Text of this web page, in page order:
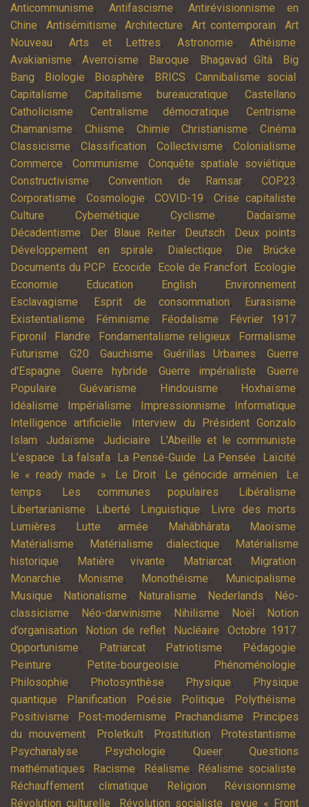
Anticommunisme, Antifascisme, Antirévisionnisme en
Chine, Antisémitisme,Architecture, Art contemporain,Art
Nouveau,Arts et Lettres, Astronomie,Athéisme,
Avakianisme,Averroïsme, Baroque, Bhagavad Gîtâ, Big
Bang, Biologie, Biosphère, BRICS,Cannibalisme social,
Capitalisme,Capitalisme bureaucratique,Castellano,
Catholicisme,Centralisme démocratique,Centrisme,
Chamanisme, Chiisme, Chimie,Christianisme, Cinéma,
Classicisme, Classification, Collectivisme, Colonialisme,
Commerce, Communisme, Conquête spatiale soviétique,
Constructivisme, Convention de Ramsar, COP23 ,
Corporatisme, Cosmologie, COVID-19, Crise capitaliste,
Culture, Cybernétique, Cyclisme, Dadaïsme,
Décadentisme, Der Blaue Reiter, Deutsch, Deux points,
Développement en spirale, Dialectique, Die Brücke,
Documents du PCP, Ecocide, Ecole de Francfort, Ecologie,
Economie, Education, English, Environnement,
Esclavagisme, Esprit de consommation, Eurasisme,
Existentialisme, Féminisme, Féodalisme, Février 1917,
Fipronil, Flandre, Fondamentalisme religieux, Formalisme,
Futurisme, G20, Gauchisme,Guérillas Urbaines,Guerre
d'Espagne,Guerre hybride,Guerre impérialiste,Guerre
Populaire,Guévarisme, Hindouisme, Hoxhaïsme,
Idéalisme, Impérialisme, Impressionnisme, Informatique,
Intelligence artificielle, Interview du Président Gonzalo,
Islam, Judaïsme, Judiciaire, L'Abeille et le communiste,
L’espace, La falsafa, La Pensé-Guide, La Pensée, Laïcité,
le « ready made », Le Droit, Le génocide arménien, Le
temps, Les communes populaires, Libéralisme,
Libertarianisme, Liberté, Linguistique, Livre des morts,
Lumières, Lutte armée, Mahâbhârata, Maoïsme,
Matérialisme, Matérialisme dialectique, Matérialisme
historique, Matière vivante, Matriarcat, Migration,
Monarchie, Monisme, Monothéisme, Municipalisme,
Musique, Nationalisme, Naturalisme, Nederlands, Néo-
classicisme, Néo-darwinisme, Nihilisme, Noël, Notion
d’organisation, Notion de reflet, Nucléaire, Octobre 1917,
Opportunisme, Patriarcat, Patriotisme, Pédagogie,
Peinture, Petite-bourgeoisie, Phénoménologie,
Philosophie, Photosynthèse, Physique, Physique
quantique, Planification, Poésie, Politique, Polythéisme,
Positivisme, Post-modernisme, Prachandisme, Principes
du mouvement, Proletkult, Prostitution, Protestantisme,
Psychanalyse, Psychologie, Queer,Questions
mathématiques, Racisme, Réalisme, Réalisme socialiste,
Réchauffement climatique, Religion, Révisionnisme,
Révolution culturelle, Révolution socialiste,revue « Front